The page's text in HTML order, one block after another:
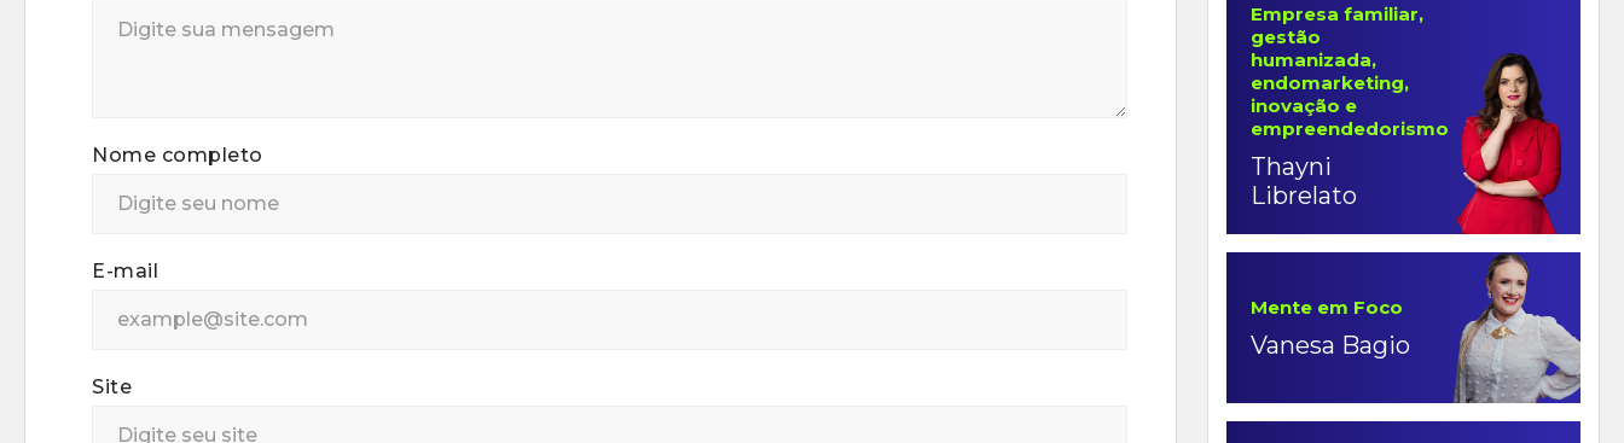
Nome completo
E-mail
Site
Empresa familiar,
gestão
humanizada,
endomarketing,
inovação e
empreendedorismo
Thayni
Librelato
Mente em Foco
Vanesa Bagio